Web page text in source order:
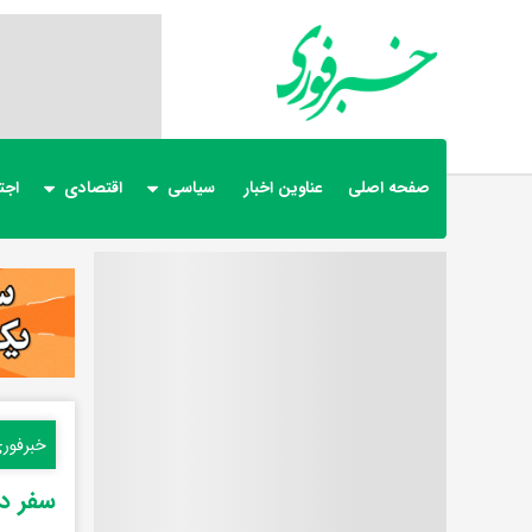
صفحه اصلی عناوین اخبار سیاسی اقتصادی
سفر